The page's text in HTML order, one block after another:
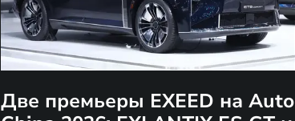
Две премьеры EXEED на Auto